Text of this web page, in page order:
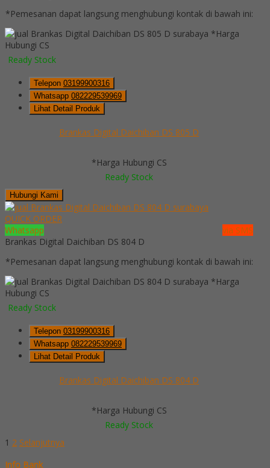
*Pemesanan dapat langsung menghubungi kontak di bawah ini:
*Harga
Hubungi CS
Ready Stock
Telepon 03199900316
Whatsapp 082229539969
Lihat Detail Produk
Brankas Digital Daichiban DS 805 D
*Harga Hubungi CS
Ready Stock
Hubungi Kami
QUICK ORDER
Whatsapp
via SMS
Brankas Digital Daichiban DS 804 D
*Pemesanan dapat langsung menghubungi kontak di bawah ini:
*Harga
Hubungi CS
Ready Stock
Telepon 03199900316
Whatsapp 082229539969
Lihat Detail Produk
Brankas Digital Daichiban DS 804 D
*Harga Hubungi CS
Ready Stock
1 2 Selanjutnya
Info Bank